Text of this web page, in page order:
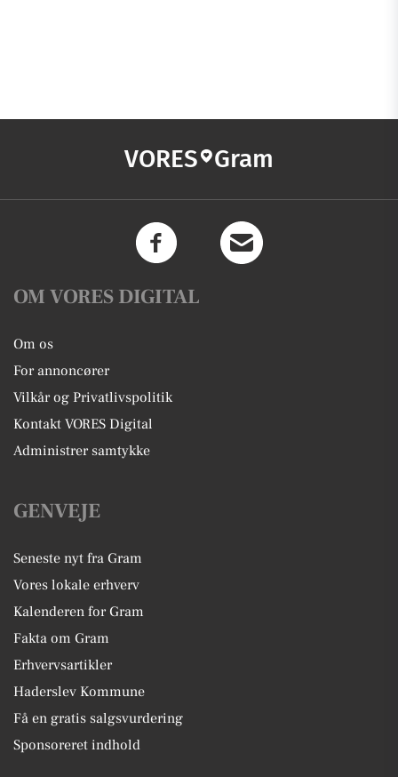
VORES Gram
OM VORES DIGITAL
Om os
For annoncører
Vilkår og Privatlivspolitik
Kontakt VORES Digital
Administrer samtykke
GENVEJE
Seneste nyt fra Gram
Vores lokale erhverv
Kalenderen for Gram
Fakta om Gram
Erhvervsartikler
Haderslev Kommune
Få en gratis salgsvurdering
Sponsoreret indhold